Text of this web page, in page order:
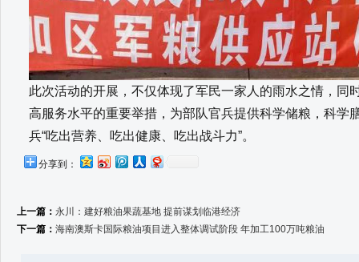
此次活动的开展，不仅体现了军民一家人的雨水之情，同
高服务水平的重要举措，为部队官兵提供科学储粮，科学
兵“吃出营养、吃出健康、吃出战斗力”。
分享到：
上一篇： 永川：建好粮油果蔬基地 提前谋划临港经济
下一篇： 海南澳斯卡国际粮油项目进入整体调试阶段 年加工100万吨粮油